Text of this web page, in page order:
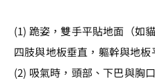
(1) 跪姿，雙手平貼地面（如
四肢與地板垂直，軀幹與地板
(2) 吸氣時，頭部、下巴與胸